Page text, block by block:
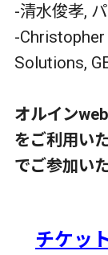
-清水俊孝,
-
Solutions,
オルイン
をご利用い
でご参加い
チケッ